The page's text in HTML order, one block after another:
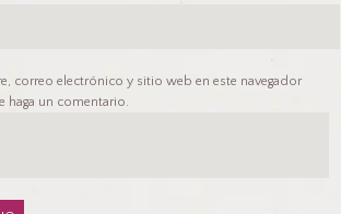
correo electrónico y sitio web en este navegador
haga un comentario.